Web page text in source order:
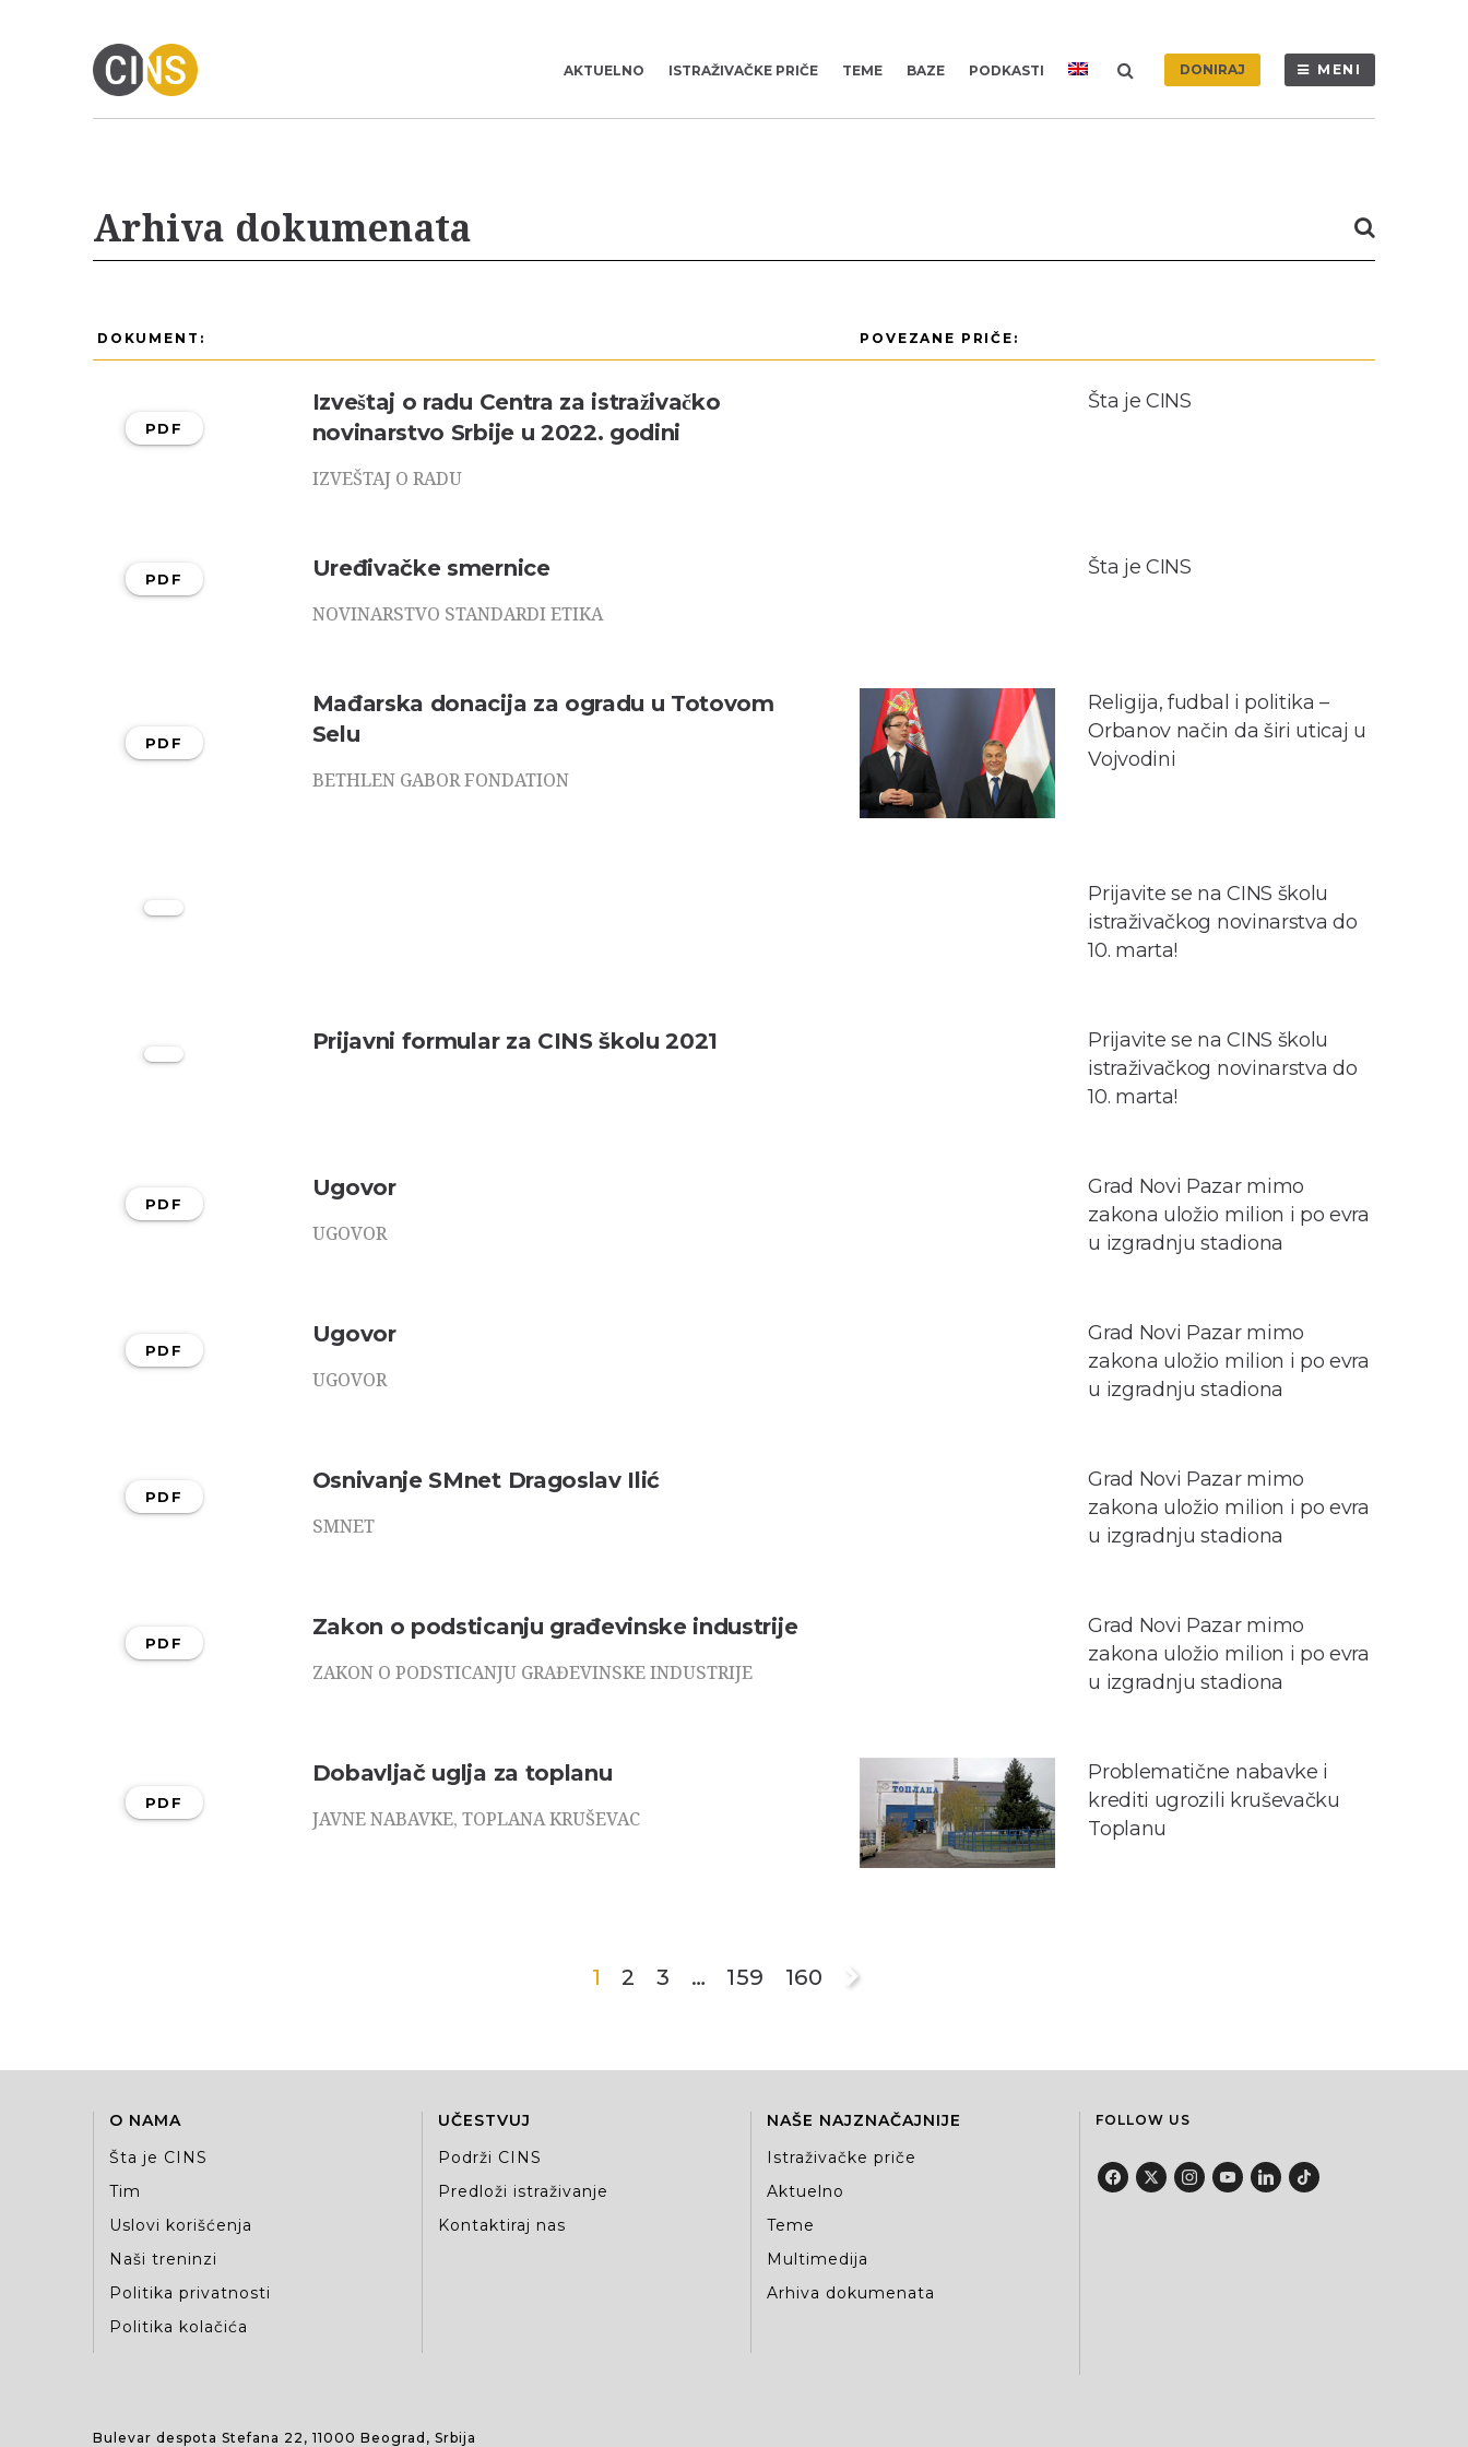
AKTUELNO ISTRAŽIVAČKE PRIČE TEME BAZE PODKASTI DONIRAJ MENI
Arhiva dokumenata
DOKUMENT: POVEZANE PRIČE:
PDF
Izveštaj o radu Centra za istraživačko
novinarstvo Srbije u 2022. godini
IZVEŠTAJ O RADU
Šta je CINS
PDF Uređivačke smernice
NOVINARSTVO STANDARDI ETIKA
Šta je CINS
PDF
Mađarska donacija za ogradu u Totovom
Selu
BETHLEN GABOR FONDATION
Religija, fudbal i politika –
Orbanov način da širi uticaj u
Vojvodini
Prijavite se na CINS školu
istraživačkog novinarstva do
10. marta!
Prijavni formular za CINS školu 2021
Prijavite se na CINS školu
istraživačkog novinarstva do
10. marta!
PDF
Ugovor
UGOVOR
Grad Novi Pazar mimo
zakona uložio milion i po evra
u izgradnju stadiona
PDF
Ugovor
UGOVOR
Grad Novi Pazar mimo
zakona uložio milion i po evra
u izgradnju stadiona
PDF
Osnivanje SMnet Dragoslav Ilić
SMNET
Grad Novi Pazar mimo
zakona uložio milion i po evra
u izgradnju stadiona
PDF
Zakon o podsticanju građevinske industrije
ZAKON O PODSTICANJU GRAĐEVINSKE INDUSTRIJE
Grad Novi Pazar mimo
zakona uložio milion i po evra
u izgradnju stadiona
PDF
Dobavljač uglja za toplanu
JAVNE NABAVKE, TOPLANA KRUŠEVAC
Problematične nabavke i
krediti ugrozili kruševačku
Toplanu
1 2 3 … 159 160
O NAMA
Šta je CINS
Tim
Uslovi korišćenja
Naši treninzi
Politika privatnosti
Politika kolačića
UČESTVUJ
Podrži CINS
Predloži istraživanje
Kontaktiraj nas
NAŠE NAJZNAČAJNIJE
Istraživačke priče
Aktuelno
Teme
Multimedija
Arhiva dokumenata
FOLLOW US
Bulevar despota Stefana 22, 11000 Beograd, Srbija